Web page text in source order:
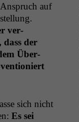
auf
ver­
dass der
Über­
sich nicht
Es sei